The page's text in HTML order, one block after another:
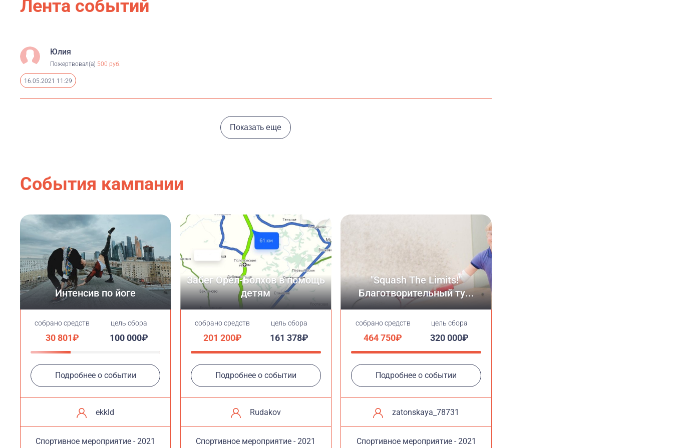
Лента событий
Юлия
Пожертвовал(а) 500 руб.
16.05.2021 11:29
Показать еще
События кампании
Интенсив по йоге
cобрано средств
30 801₽
цель сбора
100 000₽
Подробнее о событии
ekkld
Cпортивное мероприятие - 2021
Забег Орел-Болхов в помощь
детям
cобрано средств
201 200₽
цель сбора
161 378₽
Подробнее о событии
Rudakov
Cпортивное мероприятие - 2021
"Squash The Limits!"
Благотворительный ту...
cобрано средств
464 750₽
цель сбора
320 000₽
Подробнее о событии
zatonskaya_78731
Cпортивное мероприятие - 2021